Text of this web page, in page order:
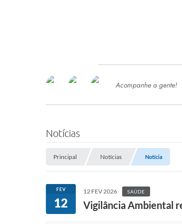
SERVIÇOS
SEMED
Processo de Contratação -
Concursos e Processos Seletivos
Acompanhe a gente!
Notícias
Principal Notícias Notícia
FEV
12
12 FEV 2026 SAÚDE
Vigilância Ambiental